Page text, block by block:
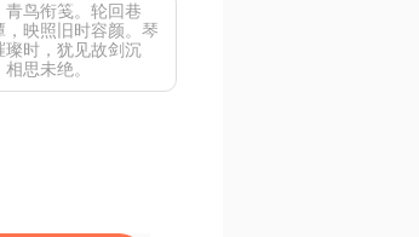
鸟衔笺。轮回巷
映照旧时容颜。琴
时，犹见故剑沉
思未绝。